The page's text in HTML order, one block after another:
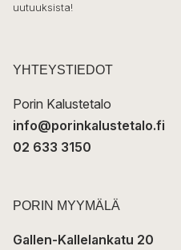
k
t
uutuuksista!
YHTEYSTIEDOT
Porin Kalustetalo
info@porinkalustetalo.fi
02 633 3150
PORIN MYYMÄLÄ
Gallen-Kallelankatu 20